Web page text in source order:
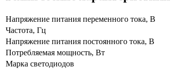
Напряжение питания переменного тока, В
Частота, Гц
Напряжение питания постоянного тока, В
Потребляемая мощность, Вт
Марка светодиодов